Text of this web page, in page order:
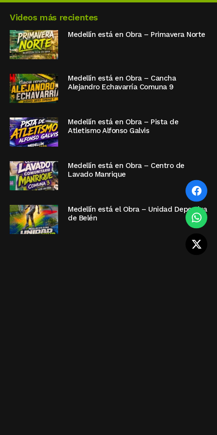
Videos más recientes
Medellín está en Obra – Primavera Norte
Medellín está en Obra – Cancha
Alejandro Echavarría Comuna 9
Medellín está en Obra – Pista de
Atletismo Alfonso Galvis
Medellín está en Obra – Centro de
Lavado Manrique
Medellín está el Obra – Unidad Deportiva
de Belén